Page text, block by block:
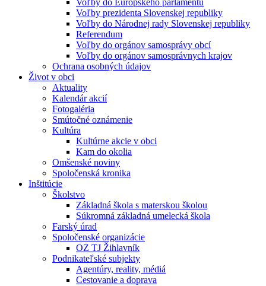
Voľby do Európskeho parlamentu
Voľby prezidenta Slovenskej republiky
Voľby do Národnej rady Slovenskej republiky
Referendum
Voľby do orgánov samosprávy obcí
Voľby do orgánov samosprávnych krajov
Ochrana osobných údajov
Život v obci
Aktuality
Kalendár akcií
Fotogaléria
Smútočné oznámenie
Kultúra
Kultúrne akcie v obci
Kam do okolia
Omšenské noviny
Spoločenská kronika
Inštitúcie
Školstvo
Základná škola s materskou školou
Súkromná základná umelecká škola
Farský úrad
Spoločenské organizácie
OZ TJ Žihlavník
Podnikateľské subjekty
Agentúry, reality, médiá
Cestovanie a doprava